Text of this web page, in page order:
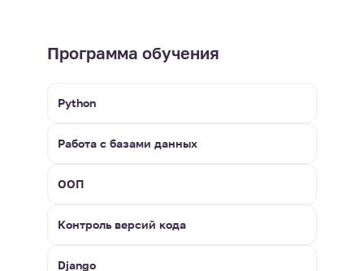
Программа обучения
Python
Работа с базами данных
ООП
Контроль версий кода
Django